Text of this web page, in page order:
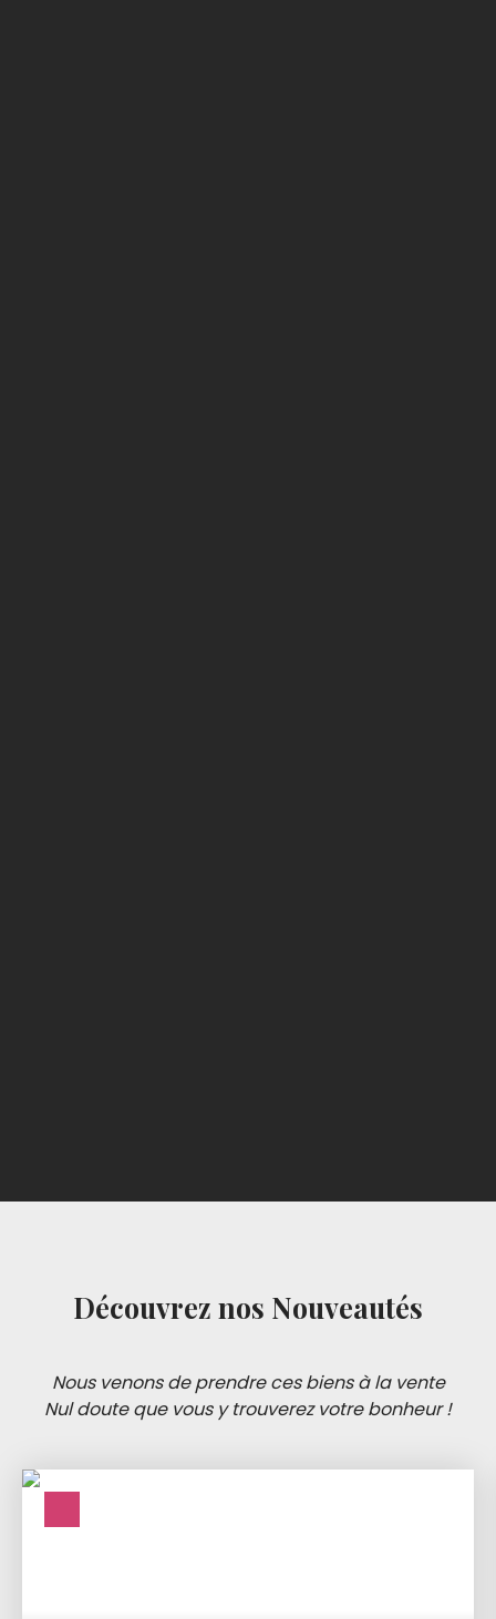
Découvrez nos Nouveautés
Nous venons de prendre ces biens à la vente
Nul doute que vous y trouverez votre bonheur !